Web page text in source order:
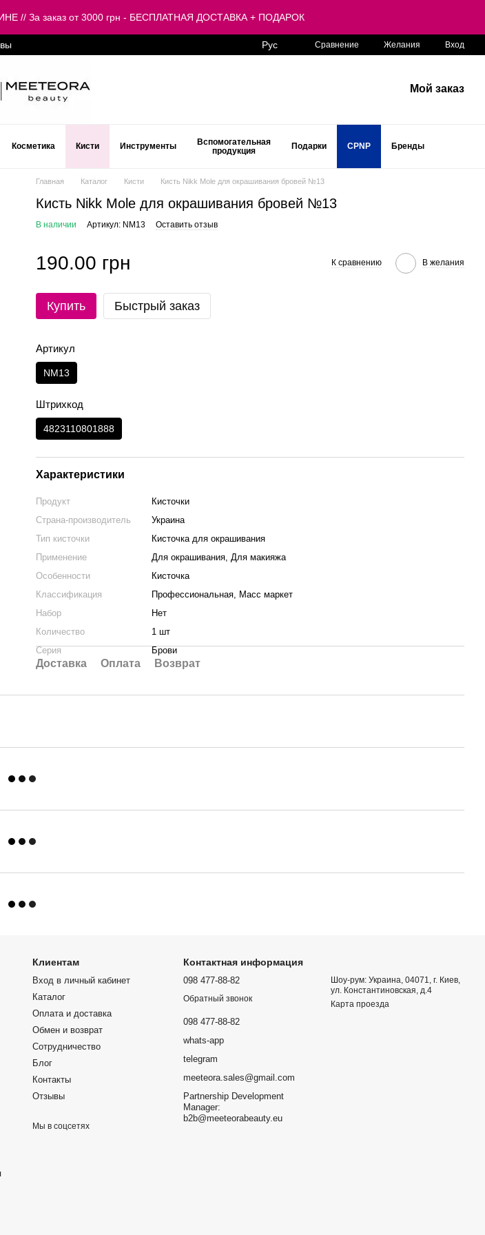
// За заказ от 3000 грн - БЕСПЛАТНАЯ ДОСТАВКА + ПОДАРОК
Рус Сравнение Желания Вход
Мой заказ
Косметика Кисти Инструменты
Вспомогательная
продукция
Подарки CPNP Бренды
Главная Каталог Кисти Кисть Nikk Mole для окрашивания бровей №13
Кисть Nikk Mole для окрашивания бровей №13
В наличии Артикул: NM13 Оставить отзыв
190.00 грн К сравнению В желания
Купить Быстрый заказ
Артикул
NM13
Штрихкод
4823110801888
Характеристики
Продукт
Кисточки
Страна-производитель
Украина
Тип кисточки
Кисточка для окрашивания
Применение
Для окрашивания, Для макияжа
Особенности
Кисточка
Классификация
Профессиональная, Масс маркет
Набор
Нет
Количество
1 шт
Серия
Брови
Доставка Оплата Возврат
Клиентам
Вход в личный кабинет
Каталог
Оплата и доставка
Обмен и возврат
Сотрудничество
Блог
Контакты
Отзывы
Мы в соцсетях
Контактная информация
098 477-88-82
Обратный звонок
098 477-88-82
whats-app
telegram
meeteora.sales@gmail.com
Partnership Development
Manager:
b2b@meeteorabeauty.eu
Шоу-рум: Украина, 04071, г. Киев,
ул. Константиновская, д.4
Карта проезда